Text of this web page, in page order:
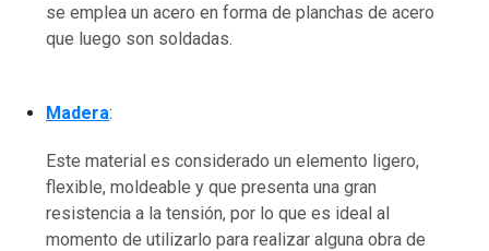
se emplea un acero en forma de planchas de acero
que luego son soldadas.
Madera:
Este material es considerado un elemento ligero,
flexible, moldeable y que presenta una gran
resistencia a la tensión, por lo que es ideal al
momento de utilizarlo para realizar alguna obra de